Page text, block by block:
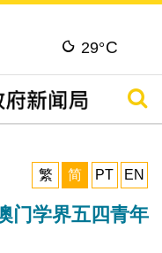
29°C
搜寻
繁
简 PT EN
门学界五四青年